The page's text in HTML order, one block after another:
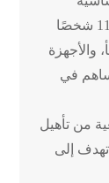
للأشخاص ذوي الإعاقة الحركية، استفاد 11,939 شخصًا
والأجهزة
ساهم في
من تأهيل
تهدف إلى